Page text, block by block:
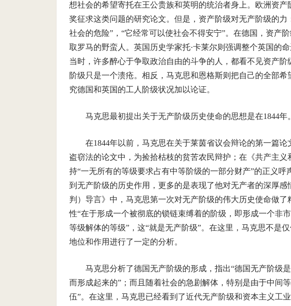
想社会的希望寄托在王公贵族和英明的统治者身上。欧洲资
奖征求这类问题的研究论文。但是，资产阶级对无产阶级的力
社会的危险”，“它经常可以使社会不得安宁”。在德国，资产
取罗马的野蛮人。英国历史学家托·卡莱尔则强调整个英国的
当时，许多醉心于争取政治自由的斗争的人，都看不见资产
阶级只是一个溃疮。相反，马克思和恩格斯则把自己的全部
究德国和英国的工人阶级状况加以论证。
马克思最初提出关于无产阶级历史使命的思想是在1844年。
在1844年以前，马克思在关于莱茵省议会辩论的第一篇
盗窃法的论文中，为捡拾枯枝的贫苦农民辩护；在《共产主
持“一无所有的等级要求占有中等阶级的一部分财产”的正义
到无产阶级的历史作用，更多的是表现了他对无产者的深厚
判）导言》中，马克思第一次对无产阶级的伟大历史使命做
性“在于形成一个被彻底的锁链束缚着的阶级，即形成一个非
等级解体的等级”，这“就是无产阶级”。在这里，马克思不是
地位和作用进行了一定的分析。
马克思分析了德国无产阶级的形成，指出“德国无产阶级
而形成起来的”；而且随着社会的急剧解体，特别是由于中间
伍”。在这里，马克思已经看到了近代无产阶级和资本主义工